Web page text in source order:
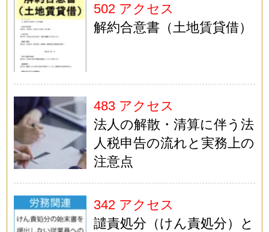
502 アクセス
解約合意書（土地賃貸借）
483 アクセス
法人の解散・清算に伴う法
人税申告の流れと実務上の
注意点
342 アクセス
譴責処分（けん責処分）と